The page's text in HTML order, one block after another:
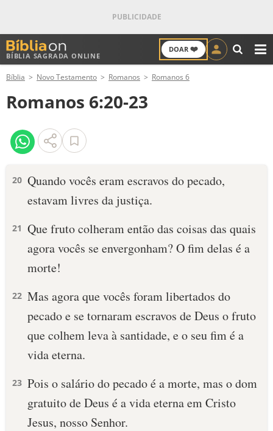
BÍBLIA SAGRADA ONLINE
DOAR ❤️
ANTIGO TESTAMENTO
NOVO TESTAMENTO
VERSÍCULOS
PALAVRA DO DIA
SALMO DO DIA
DEVOCIONAL DIÁRIO
10 MANDAMENTOS
ESTUDOS BÍBLICOS
ESBOÇOS DE PREGAÇÃO
TEMAS
PERGUNTE À BÍBLIA IA
Bíblia Novo Testamento Romanos Romanos 6
Romanos 6:20-23
20 Quando vocês eram escravos do pecado,
estavam livres da justiça.
21 Que fruto colheram então das coisas das quais
agora vocês se envergonham? O fim delas é a
morte!
22 Mas agora que vocês foram libertados do
pecado e se tornaram escravos de Deus o fruto
que colhem leva à santidade, e o seu fim é a
vida eterna.
23 Pois o salário do pecado é a morte, mas o dom
gratuito de Deus é a vida eterna em Cristo
Jesus, nosso Senhor.